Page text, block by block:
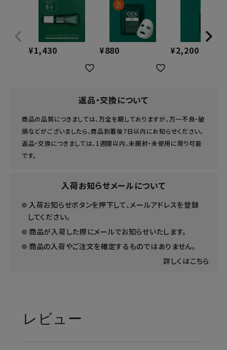
¥1,430 ¥880 ¥2,200
返品・交換について
商品の品質につきましては、万全を期しておりますが、万一不良・破
損などがございましたら、商品到着後7日以内にお知らせください。
返品・交換につきましては、1週間以内、未開封・未使用に限り可能
です。
入荷お知らせメールについて
入荷お知らせボタンを押下して、メールアドレスを登録
してください。
商品が入荷した際にメールでお知らせいたします。
商品の入荷やご注文を確定するものではありません。
詳しくはこちら
レビュー